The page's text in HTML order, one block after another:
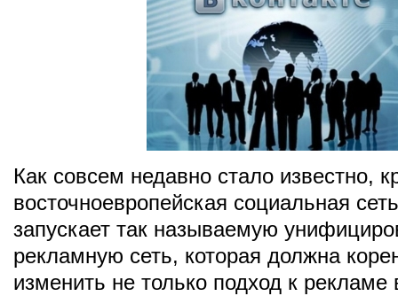
Как совсем недавно стало известно,
восточноевропейская социальная
запускает так называемую
рекламную сеть, которая должна
изменить не только подход к рекламе